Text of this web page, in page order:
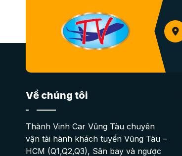
Về chúng tôi
Thành Vinh Car Vũng Tàu chuyên
vận tải hành khách tuyến Vũng Tàu –
HCM (Q1,Q2,Q3), Sân bay và ngược